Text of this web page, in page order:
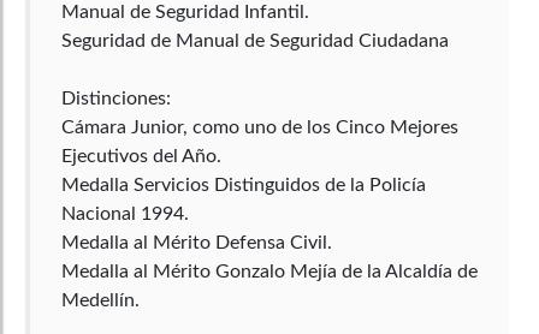
Manual de Seguridad Infantil.
Seguridad de Manual de Seguridad Ciudadana
Distinciones:
Cámara Junior, como uno de los Cinco Mejores
Ejecutivos del Año.
Medalla Servicios Distinguidos de la Policía
Nacional 1994.
Medalla al Mérito Defensa Civil.
Medalla al Mérito Gonzalo Mejía de la Alcaldía de
Medellín.